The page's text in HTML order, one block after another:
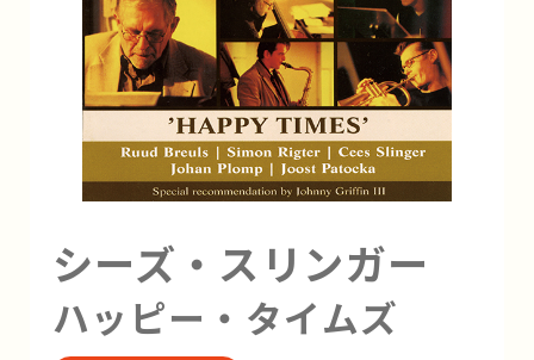
シーズ・スリンガー
ハッピー・タイムズ